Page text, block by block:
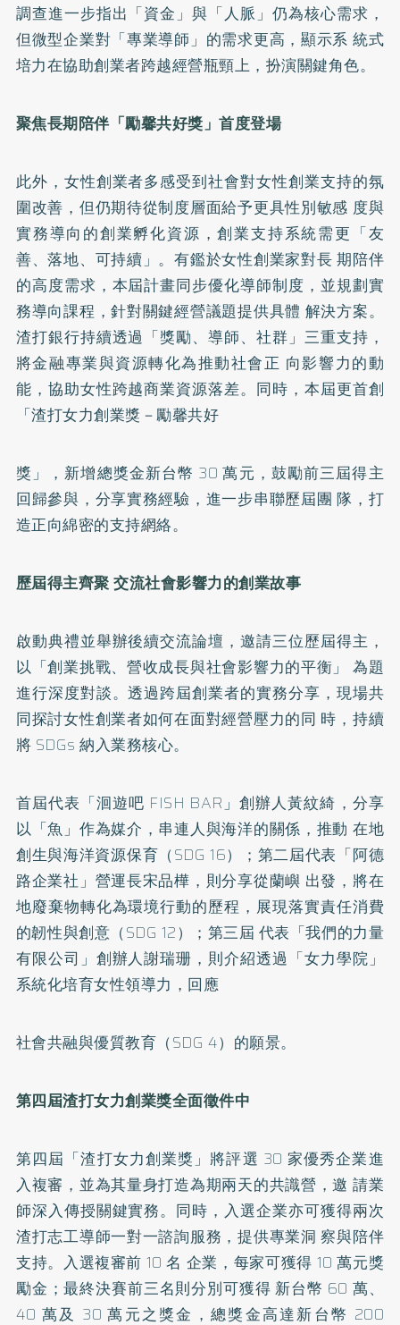
調查進一步指出「資金」與「人脈」仍為核心需求，
但微型企業對「專業導師」的需求更高，顯示系 統式
培力在協助創業者跨越經營瓶頸上，扮演關鍵角色。
聚焦長期陪伴「勵馨共好獎」首度登場
此外，女性創業者多感受到社會對女性創業支持的氛
圍改善，但仍期待從制度層面給予更具性別敏感 度與
實務導向的創業孵化資源，創業支持系統需更「友
善、落地、可持續」。有鑑於女性創業家對長 期陪伴
的高度需求，本屆計畫同步優化導師制度，並規劃實
務導向課程，針對關鍵經營議題提供具體 解決方案。
渣打銀行持續透過「獎勵、導師、社群」三重支持，
將金融專業與資源轉化為推動社會正 向影響力的動
能，協助女性跨越商業資源落差。同時，本屆更首創
「渣打女力創業獎－勵馨共好
獎」，新增總獎金新台幣 30 萬元，鼓勵前三屆得主
回歸參與，分享實務經驗，進一步串聯歷屆團 隊，打
造正向綿密的支持網絡。
歷屆得主齊聚 交流社會影響力的創業故事
啟動典禮並舉辦後續交流論壇，邀請三位歷屆得主，
以「創業挑戰、營收成長與社會影響力的平衡」 為題
進行深度對談。透過跨屆創業者的實務分享，現場共
同探討女性創業者如何在面對經營壓力的同 時，持續
將 SDGs 納入業務核心。
首屆代表「洄遊吧 FISH BAR」創辦人黃紋綺，分享
以「魚」作為媒介，串連人與海洋的關係，推動 在地
創生與海洋資源保育（SDG 16）；第二屆代表「阿德
路企業社」營運長宋品樺，則分享從蘭嶼 出發，將在
地廢棄物轉化為環境行動的歷程，展現落實責任消費
的韌性與創意（SDG 12）；第三屆 代表「我們的力量
有限公司」創辦人謝瑞珊，則介紹透過「女力學院」
系統化培育女性領導力，回應
社會共融與優質教育（SDG 4）的願景。
第四屆渣打女力創業獎全面徵件中
第四屆「渣打女力創業獎」將評選 30 家優秀企業進
入複審，並為其量身打造為期兩天的共識營，邀 請業
師深入傳授關鍵實務。同時，入選企業亦可獲得兩次
渣打志工導師一對一諮詢服務，提供專業洞 察與陪伴
支持。入選複審前 10 名 企業，每家可獲得 10 萬元獎
勵金；最終決賽前三名則分別可獲得 新台幣 60 萬、
40 萬及 30 萬元之獎金，總獎金高達新台幣 200